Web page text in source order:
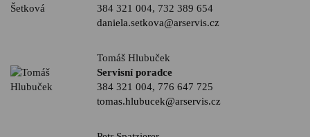
384 321 004, 732 389 654
daniela.setkova@arservis.cz
Tomáš Hlubuček
Servisní poradce
384 321 004, 776 647 725
tomas.hlubucek@arservis.cz